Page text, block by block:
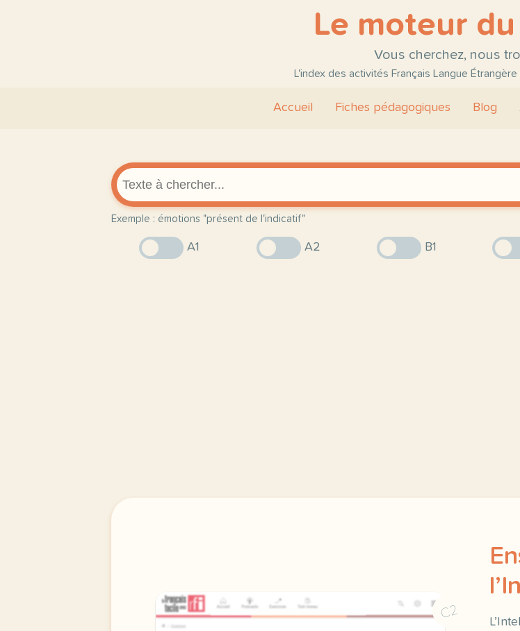
Le moteur du
Vous cherchez, nous
L'index des activités Français Langue Étrangère
Accueil Fiches pédagogiques Blog
Exemple : émotions "présent de l'indicatif"
A1 A2 B1
C2